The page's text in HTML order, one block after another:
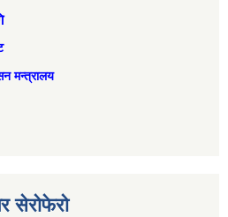
मन्त्रालय
सेरोफेरो